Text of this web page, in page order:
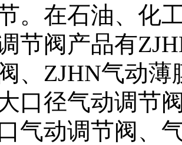
。在石油、化
节阀产品有
、ZJHN气动
口径气动调节
气动调节阀、